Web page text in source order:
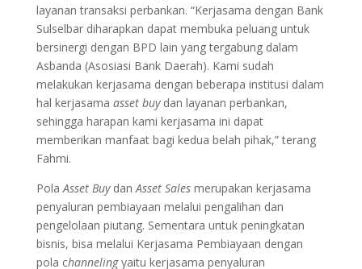
layanan transaksi perbankan. “Kerjasama dengan Bank
Sulselbar diharapkan dapat membuka peluang untuk
bersinergi dengan BPD lain yang tergabung dalam
Asbanda (Asosiasi Bank Daerah). Kami sudah
melakukan kerjasama dengan beberapa institusi dalam
hal kerjasama asset buydan layanan perbankan,
sehingga harapan kami kerjasama ini dapat
memberikan manfaat bagi kedua belah pihak,” terang
Fahmi.
PolaAsset BuydanAsset Salesmerupakan kerjasama
penyaluran pembiayaan melalui pengalihan dan
pengelolaan piutang. Sementara untuk peningkatan
bisnis, bisa melalui Kerjasama Pembiayaan dengan
pola channelingyaitu kerjasama penyaluran